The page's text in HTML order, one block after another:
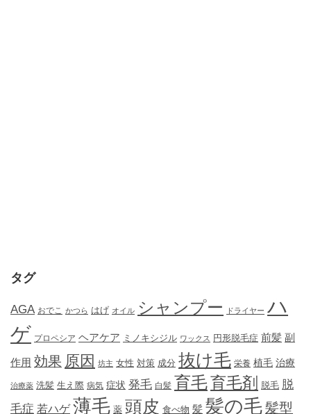
タグ
AGA おでこ かつら はげ オイル シャンプー ドライヤー ハ
ゲ プロペシア ヘアケア ミノキシジル ワックス 円形脱毛症 前髪 副
作用 効果 原因 坊主 女性 対策 成分 抜け毛 栄養 植毛 治療
治療薬 洗髪 生え際 病気 症状 発毛 白髪 育毛育毛剤 脱毛 脱
毛症 若ハゲ 薄毛 薬 頭皮 食べ物 髪 髪の毛髪型